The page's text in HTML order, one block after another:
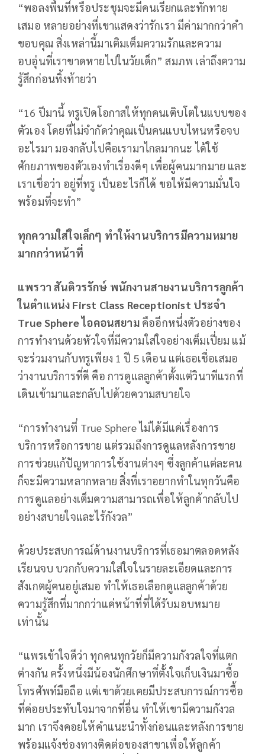
“พอลงพื้นที่หรือประชุมจะมีคนเรียกและทักทาย
เสมอ หลายอย่างที่เขาแสดงว่ารักเรา มีค่ามากกว่าคำ
ขอบคุณ สิ่งเหล่านี้มาเติมเต็มความรักและความ
อบอุ่นที่เราขาดหายไปในวัยเด็ก” สมภพ เล่าถึงความ
รู้สึกก่อนทิ้งท้ายว่า
“16 ปีมานี้ ทรูเปิดโอกาสให้ทุกคนเติบโตในแบบของ
ตัวเอง โดยที่ไม่จำกัดว่าคุณเป็นคนแบบไหนหรือจบ
อะไรมา มองกลับไปคือเรามาไกลมากนะ ได้ใช้
ศักยภาพของตัวเองทำเรื่องดีๆ เพื่อผู้คนมากมาย และ
เราเชื่อว่า อยู่ที่ทรู เป็นอะไรก็ได้ ขอให้มีความมั่นใจ
พร้อมที่จะทำ”
ทุกความใส่ใจเล็กๆ ทำให้งานบริการมีความหมาย
มากกว่าหน้าที่
แพรวา สันติวรรักษ์ พนักงานสายงานบริการลูกค้า
ในตำแหน่ง First Class Receptionist ประจำ
True Sphere ไอคอนสยาม คืออีกหนึ่งตัวอย่างของ
การทำงานด้วยหัวใจที่มีความใส่ใจอย่างเต็มเปี่ยม แม้
จะร่วมงานกับทรูเพียง 1 ปี 5 เดือน แต่เธอเชื่อเสมอ
ว่างานบริการที่ดี คือ การดูแลลูกค้าตั้งแต่วินาทีแรกที่
เดินเข้ามาและกลับไปด้วยความสบายใจ
“การทำงานที่ True Sphere ไม่ได้มีแค่เรื่องการ
บริการหรือการขาย แต่รวมถึงการดูแลหลังการขาย
การช่วยแก้ปัญหาการใช้งานต่างๆ ซึ่งลูกค้าแต่ละคน
ก็จะมีความหลากหลาย สิ่งที่เราอยากทำในทุกวันคือ
การดูแลอย่างเต็มความสามารถเพื่อให้ลูกค้ากลับไป
อย่างสบายใจและไร้กังวล”
ด้วยประสบการณ์ด้านงานบริการที่เธอมาตลอดหลัง
เรียนจบ บวกกับความใส่ใจในรายละเอียดและการ
สังเกตผู้คนอยู่เสมอ ทำให้เธอเลือกดูแลลูกค้าด้วย
ความรู้สึกที่มากกว่าแค่หน้าที่ที่ได้รับมอบหมาย
เท่านั้น
“แพรเข้าใจดีว่า ทุกคนทุกวัยก็มีความกังวลใจที่แตก
ต่างกัน ครั้งหนึ่งมีน้องนักศึกษาที่ตั้งใจเก็บเงินมาซื้อ
โทรศัพท์มือถือ แต่เขาด้วยเคยมีประสบการณ์การซื้อ
ที่ค่อยประทับใจมาจากที่อื่น ทำให้เขามีความกังวล
มาก เราจึงคอยให้คำแนะนำทั้งก่อนและหลังการขาย
พร้อมแจ้งช่องทางติดต่อของสาขาเพื่อให้ลูกค้า